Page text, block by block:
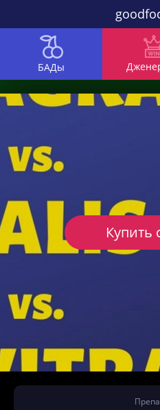
БАДы
Купить